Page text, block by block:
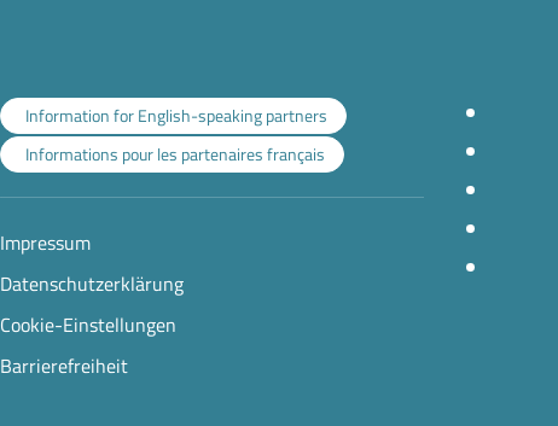
Information for English-speaking partners
Informations pour les partenaires français
Impressum
Datenschutzerklärung
Cookie-Einstellungen
Barrierefreiheit